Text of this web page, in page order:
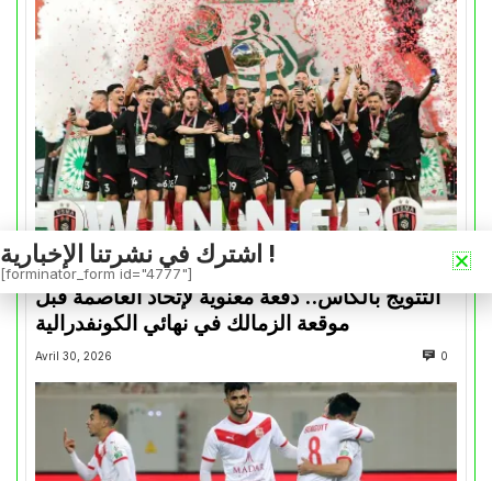
كأس الكونفدرالية
التتويج بالكأس.. دفعة معنوية لإتحاد العاصمة قبل
موقعة الزمالك في نهائي الكونفدرالية
Avril 30, 2026 0
اشترك في نشرتنا الإخبارية !
[forminator_form id="4777"]